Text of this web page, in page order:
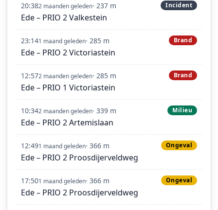
20:382 maanden geleden· 237 m Incident
Ede – PRIO 2 Valkestein
23:141 maand geleden· 285 m Brand
Ede – PRIO 2 Victoriastein
12:572 maanden geleden· 285 m Brand
Ede – PRIO 1 Victoriastein
10:342 maanden geleden· 339 m Milieu
Ede – PRIO 2 Artemislaan
12:491 maand geleden· 366 m Ongeval
Ede – PRIO 2 Proosdijerveldweg
17:501 maand geleden· 366 m Ongeval
Ede – PRIO 2 Proosdijerveldweg